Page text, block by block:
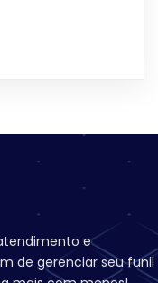
e
de gerenciar seu funil